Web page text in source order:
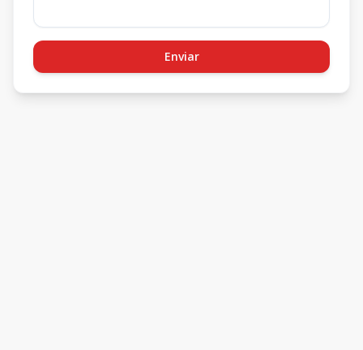
Enviar